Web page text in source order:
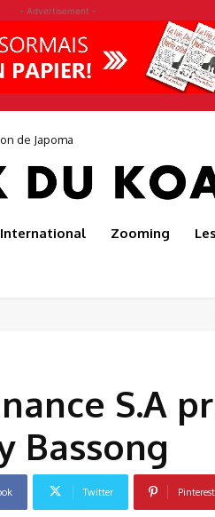
- Advertisement -
génération d’entrepreneurs
International Zooming
S.A
Bassong
Twitter Pinterest